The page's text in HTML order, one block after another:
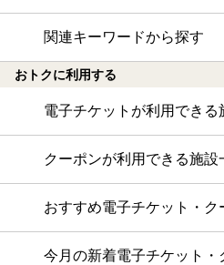
関連キーワードから探す
おトクに利用する
電子チケットが利用できる
クーポンが利用できる施設
おすすめ電子チケット・ク
今月の新着電子チケット・